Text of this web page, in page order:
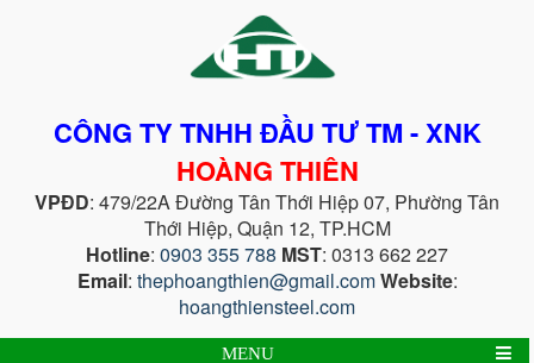
CÔNG TY TNHH ĐẦU TƯ TM - XNK
HOÀNG THIÊN
VPĐD: 479/22A Đường Tân Thới Hiệp 07, Phường Tân
Thới Hiệp, Quận 12, TP.HCM
Hotline: 0903 355 788 MST: 0313 662 227
Email: thephoangthien@gmail.comWebsite:
hoangthiensteel.com
MENU